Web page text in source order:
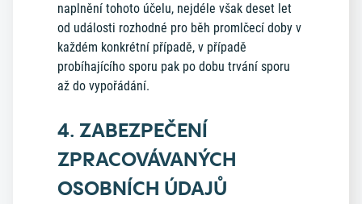
naplnění tohoto účelu, nejdéle však deset let
od události rozhodné pro běh promlčecí doby v
každém konkrétní případě, v případě
probíhajícího sporu pak po dobu trvání sporu
až do vypořádání.
4. ZABEZPEČENÍ
ZPRACOVÁVANÝCH
OSOBNÍCH ÚDAJŮ